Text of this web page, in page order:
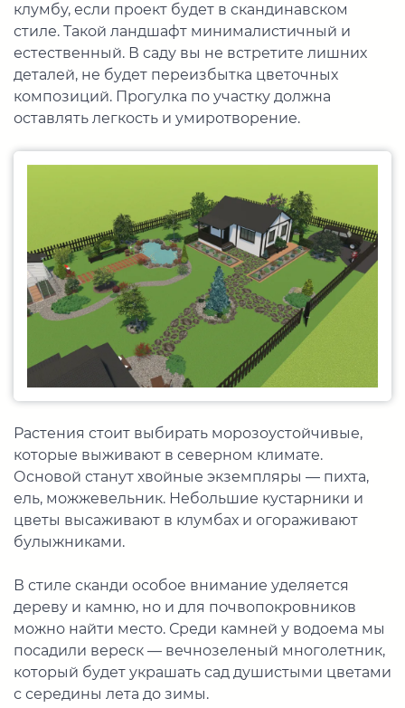
клумбу, если проект будет в скандинавском
стиле. Такой ландшафт минималистичный и
естественный. В саду вы не встретите лишних
деталей, не будет переизбытка цветочных
композиций. Прогулка по участку должна
оставлять легкость и умиротворение.
Растения стоит выбирать морозоустойчивые,
которые выживают в северном климате.
Основой станут хвойные экземпляры — пихта,
ель, можжевельник. Небольшие кустарники и
цветы высаживают в клумбах и огораживают
булыжниками.
В стиле сканди особое внимание уделяется
дереву и камню, но и для почвопокровников
можно найти место. Среди камней у водоема мы
посадили вереск — вечнозеленый многолетник,
который будет украшать сад душистыми цветами
с середины лета до зимы.